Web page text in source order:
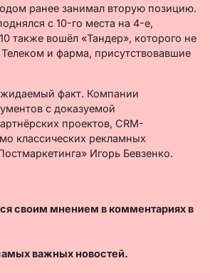
ранее занимал вторую позицию.
с 10-го места на 4-е,
также вошёл «Тандер», которого не
и фарма, присутствовавшие
факт. Компании
с доказуемой
проектов, CRM-
классических рекламных
Игорь Бевзенко.
своим мнением в комментариях в
важных новостей.